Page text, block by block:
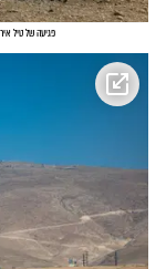
פגיעה של טיל